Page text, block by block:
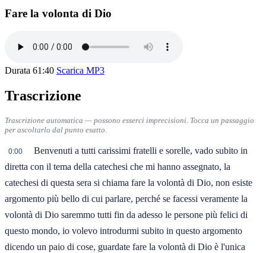
Fare la volonta di Dio
Durata 61:40 Scarica MP3
Trascrizione
Trascrizione automatica — possono esserci imprecisioni. Tocca un passaggio
per ascoltarlo dal punto esatto.
0:00
Benvenuti a tutti carissimi fratelli e sorelle, vado subito in
diretta con il tema della catechesi che mi hanno assegnato, la
catechesi di questa sera si chiama fare la volontà di Dio, non esiste
argomento più bello di cui parlare, perché se facessi veramente la
volontà di Dio saremmo tutti fin da adesso le persone più felici di
questo mondo, io volevo introdurmi subito in questo argomento
dicendo un paio di cose, guardate fare la volontà di Dio è l'unica